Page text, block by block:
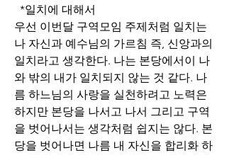
  *일치에 대해서
우선 이번달 구역모임 주제처럼 일치는
나 자신과 예수님의 가르침 즉, 신앙과의
일치라고 생각한다. 나는 본당에서이 나
와 밖의 내가 일치되지 않는 것 같다. 나
름 하느님의 사랑을 실천하려고 노력은
하지만 본당을 나서고 나서 그리고 구역
을 벗어나서는 생각처럼 쉽지는 않다. 본
당을 벗어나면 나름 내 자신을 합리화 하